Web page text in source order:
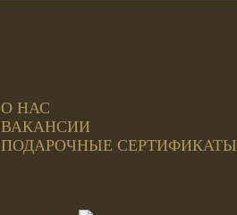
О НАС
ВАКАНСИИ
ПОДАРОЧНЫЕ СЕРТИФИКАТЫ